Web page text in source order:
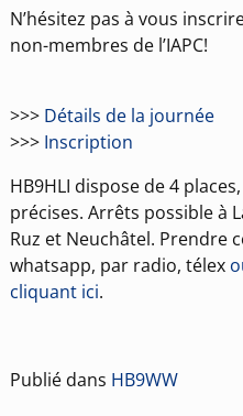
N’hésitez pas à vous
non-membres de l’IAPC!
>>> Détails de la journée
>>> Inscription
HB9HLI dispose de 4
précises. Arrêts possible à
Ruz et Neuchâtel. Prendre
whatsapp, par radio, télex
cliquant ici.
Publié dans HB9WW